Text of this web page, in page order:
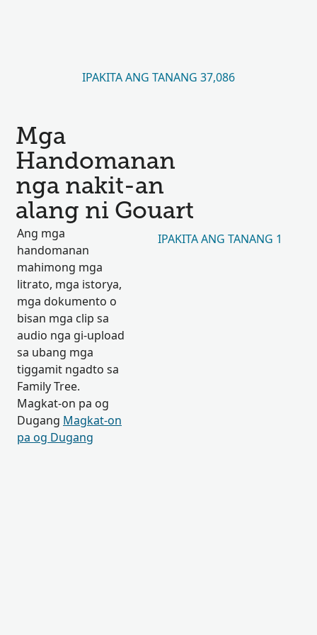
IPAKITA ANG TANANG 37,086
Mga
Handomanan
nga nakit-an
alang ni Gouart
Ang mga
handomanan
mahimong mga
litrato, mga istorya,
mga dokumento o
bisan mga clip sa
audio nga gi-upload
sa ubang mga
tiggamit ngadto sa
Family Tree.
Magkat-on pa og
Dugang Magkat-on
pa og Dugang
IPAKITA ANG TANANG 1